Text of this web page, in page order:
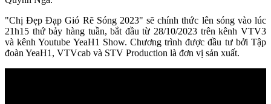
"Chị Đẹp Đạp Gió Rẽ Sóng 2023" sẽ chính thức lên sóng vào lúc
21h15 thứ bảy hàng tuần, bắt đầu từ 28/10/2023 trên kênh VTV3
và kênh Youtube YeaH1 Show. Chương trình được đầu tư bởi Tập
đoàn YeaH1, VTVcab và STV Production là đơn vị sản xuất.